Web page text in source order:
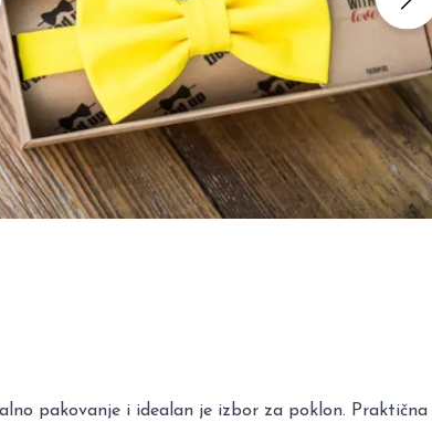
pakovanje i idealan je izbor za poklon.